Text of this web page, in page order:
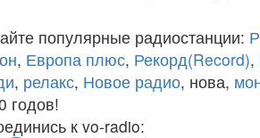
популярные радиостанции:
, Европа плюс, Рекорд(Record),
, релакс, Новое радио, нова,
годов!
к vo-radio: